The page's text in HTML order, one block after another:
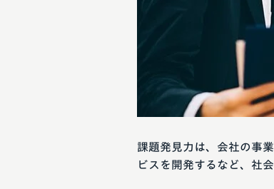
課題発見力は、会社の事
ビスを開発するなど、社